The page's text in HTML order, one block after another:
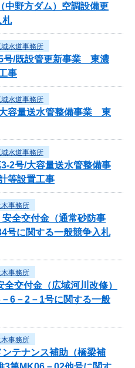
中野方ダム）空調設備更
札
水道事務所
号/既設管更新事業 東濃
事
水道事務所
容量送水管整備事業 東
水道事務所
2号/大容量送水管整備事
等設置工事
事務所
全交付金（通常砂防事
に関する一般競争入札
事務所
全交付金（広域河川改修）
6－2－1号に関する一般
事務所
テナンス補助（橋梁補